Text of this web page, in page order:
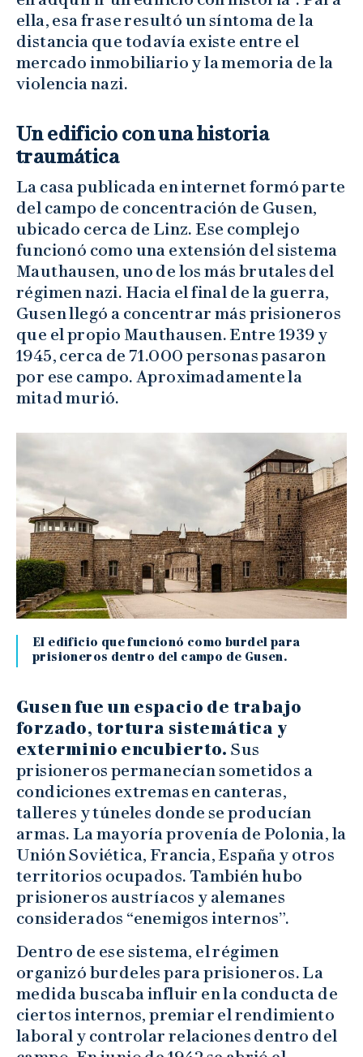
ella, esa frase resultó un síntoma de la
distancia que todavía existe entre el
mercado inmobiliario y la memoria de la
violencia nazi.
Un edificio con una historia
traumática
La casa publicada en internet formó parte
del campo de concentración de Gusen,
ubicado cerca de Linz. Ese complejo
funcionó como una extensión del sistema
Mauthausen, uno de los más brutales del
régimen nazi. Hacia el final de la guerra,
Gusen llegó a concentrar más prisioneros
que el propio Mauthausen. Entre 1939 y
1945, cerca de 71.000 personas pasaron
por ese campo. Aproximadamente la
mitad murió.
El edificio que funcionó como burdel para
prisioneros dentro del campo de Gusen.
Gusen fue un espacio de trabajo
forzado, tortura sistemática y
exterminio encubierto. Sus
prisioneros permanecían sometidos a
condiciones extremas en canteras,
talleres y túneles donde se producían
armas. La mayoría provenía de Polonia, la
Unión Soviética, Francia, España y otros
territorios ocupados. También hubo
prisioneros austríacos y alemanes
considerados “enemigos internos”.
Dentro de ese sistema, el régimen
organizó burdeles para prisioneros. La
medida buscaba influir en la conducta de
ciertos internos, premiar el rendimiento
laboral y controlar relaciones dentro del